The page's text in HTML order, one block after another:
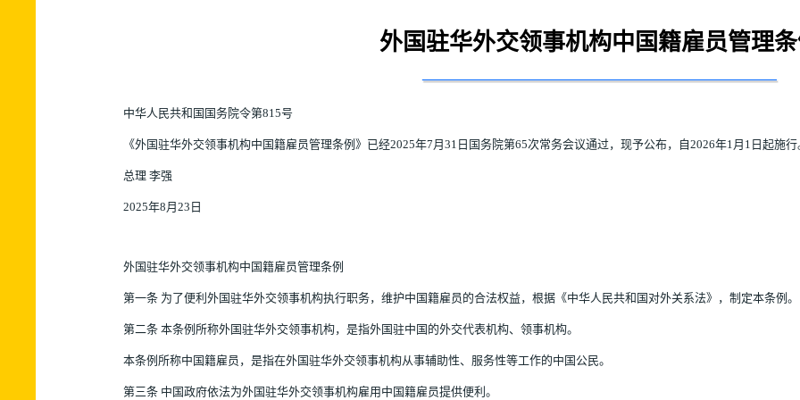
外国驻华外交领事机构中国籍雇员管理
中华人民共和国国务院令第815号
《外国驻华外交领事机构中国籍雇员管理条例》已经2025年7月31日国务院第65次常务会议通过，现予公布，自2026年1月1日起施行
总理 李强
2025年8月23日
外国驻华外交领事机构中国籍雇员管理条例
第一条 为了便利外国驻华外交领事机构执行职务，维护中国籍雇员的合法权益，根据《中华人民共和国对外关系法》，制定本条例。
第二条 本条例所称外国驻华外交领事机构，是指外国驻中国的外交代表机构、领事机构。
本条例所称中国籍雇员，是指在外国驻华外交领事机构从事辅助性、服务性等工作的中国公民。
第三条 中国政府依法为外国驻华外交领事机构雇用中国籍雇员提供便利。